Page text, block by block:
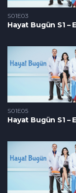
S01E03
S01E05